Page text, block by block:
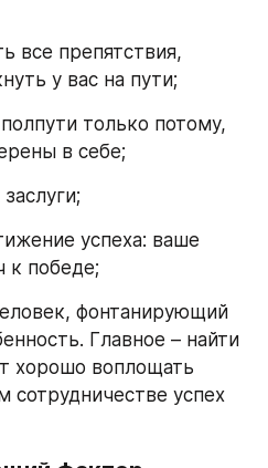
все препятствия,
у вас на пути;
только потому,
в себе;
успеха: ваше
к победе;
фонтанирующий
Главное – найти
хорошо воплощать
сотрудничестве успех